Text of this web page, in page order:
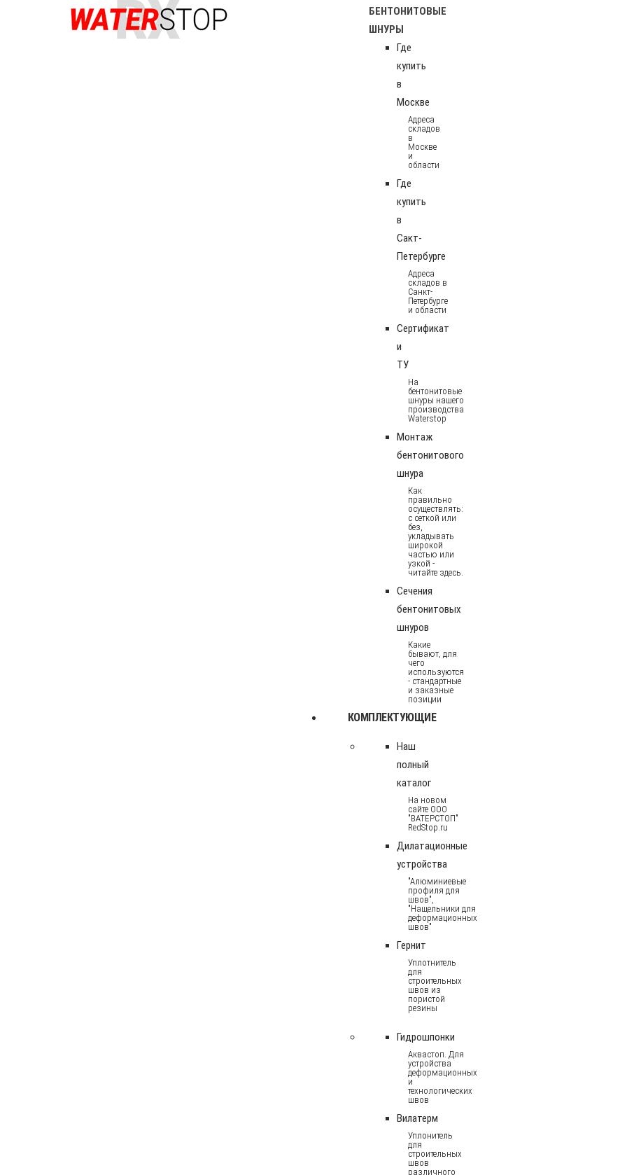
БЕНТОНИТОВЫЕ
ШНУРЫ
Где
купить
в
Москве
Адреса
складов
в
Москве
и
области
Где
купить
в
Сакт-
Петербурге
Адреса
складов в
Санкт-
Петербурге
и области
Сертификат
и
ТУ
На
бентонитовые
шнуры нашего
производства
Waterstop
Монтаж
бентонитового
шнура
Как
правильно
осуществлять:
с сеткой или
без,
укладывать
широкой
частью или
узкой -
читайте здесь.
Сечения
бентонитовых
шнуров
Какие
бывают, для
чего
используются
- стандартные
и заказные
позиции
КОМПЛЕКТУЮЩИЕ
Наш
полный
каталог
На новом
сайте ООО
"ВАТЕРСТОП"
RedStop.ru
Дилатационные
устройства
"Алюминиевые
профиля для
швов",
"Нащельники для
деформационных
швов"
Гернит
Уплотнитель
для
строительных
швов из
пористой
резины
Гидрошпонки
Аквастоп. Для
устройства
деформационных
и
технологических
швов
Вилатерм
Уплонитель
для
строительных
швов
различного